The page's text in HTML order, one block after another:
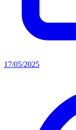
17/05/2025